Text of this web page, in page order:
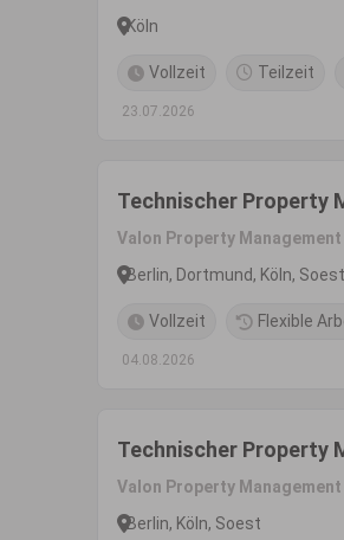
Köln
Vollzeit Teilzeit
23.07.2026
Technischer Property
Valon Property Management
Berlin, Dortmund, Köln,
Vollzeit Flexible
04.08.2026
Technischer Property
Valon Property Management
Berlin, Köln, Soest